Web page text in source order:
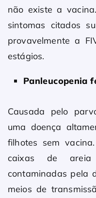
não existe a
sintomas citados
provavelmente a
estágios.
Panleucopenia
Causada pelo
uma doença
filhotes sem
caixas de
contaminadas pela
meios de